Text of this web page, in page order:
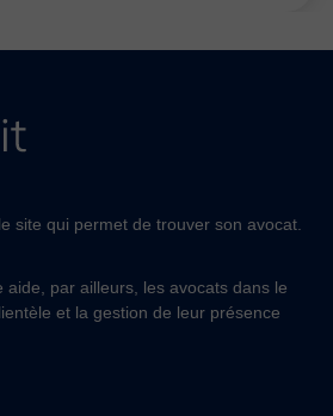
site qui permet de trouver son avocat.
aide, par ailleurs, les avocats dans le
et la gestion de leur présence